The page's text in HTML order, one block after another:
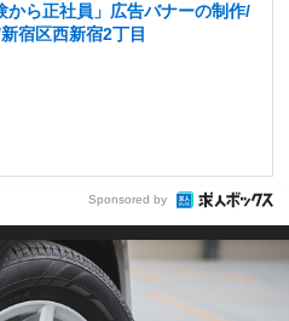
ら正社員」広告バナーの制作/
宿区西新宿2丁目
Sponsored by